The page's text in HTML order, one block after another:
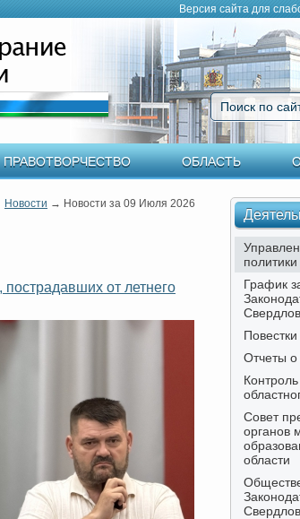
Версия сайта для
Поиск по
ПРАВОТВОРЧЕСТВО ОБЛАСТЬ
Новости → Новости за 09 Июля 2026
от летнего
политики
График
Отчеты о
Совет
органов
области